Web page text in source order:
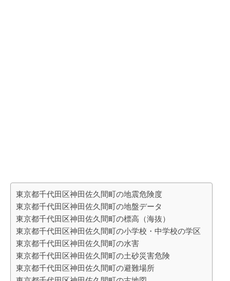
東京都千代田区神田佐久間町の地震危険度
東京都千代田区神田佐久間町の地盤データ
東京都千代田区神田佐久間町の標高（海抜）
東京都千代田区神田佐久間町の小学校・中学校の学区
東京都千代田区神田佐久間町の水害
東京都千代田区神田佐久間町の土砂災害危険
東京都千代田区神田佐久間町の避難場所